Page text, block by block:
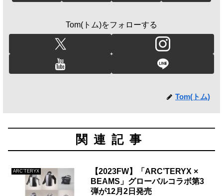
Tom(トム)をフォローする
Tom(トム)
関連記事
ARC'TERYX
【2023FW】「ARC’TERYX ×
BEAMS」グローバルコラボ第3
弾が12月2日発売